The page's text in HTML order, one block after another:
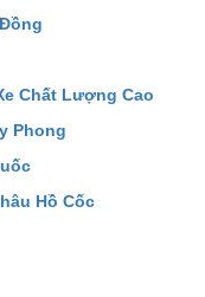
Chất Lượng Cao
Phong
Hồ Cốc